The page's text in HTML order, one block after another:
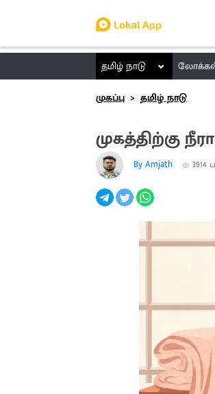
தமிழ் நாடு
முகப்பு
தமிழ் நாடு
முகத்திற்கு
By Amjath 3914